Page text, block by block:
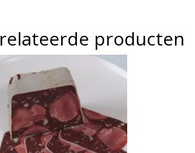
producten